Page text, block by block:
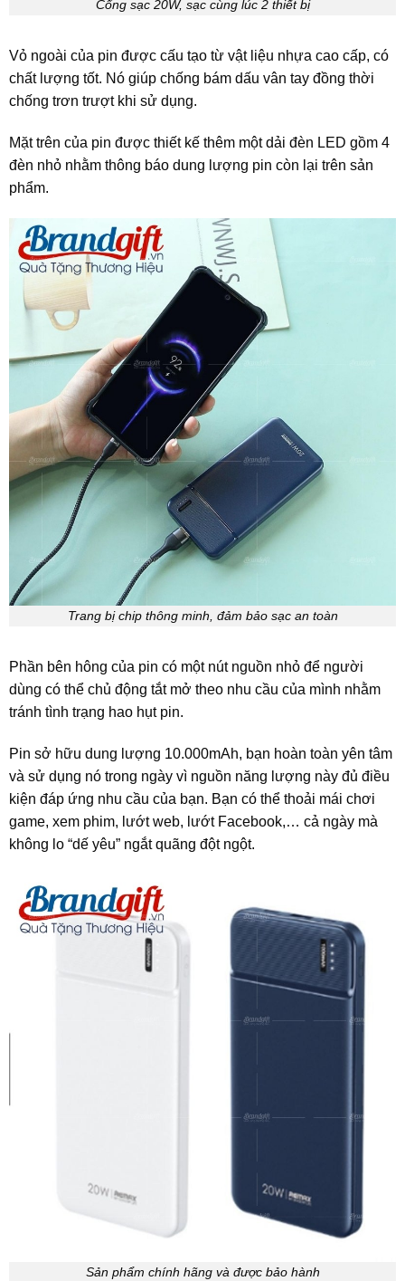
Cổng sạc 20W, sạc cùng lúc 2 thiết bị
Vỏ ngoài của pin được cấu tạo từ vật liệu nhựa cao cấp, có
chất lượng tốt. Nó giúp chống bám dấu vân tay đồng thời
chống trơn trượt khi sử dụng.
Mặt trên của pin được thiết kế thêm một dải đèn LED gồm 4
đèn nhỏ nhằm thông báo dung lượng pin còn lại trên sản
phẩm.
Trang bị chip thông minh, đảm bảo sạc an toàn
Phần bên hông của pin có một nút nguồn nhỏ để người
dùng có thể chủ động tắt mở theo nhu cầu của mình nhằm
tránh tình trạng hao hụt pin.
Pin sở hữu dung lượng 10.000mAh, bạn hoàn toàn yên tâm
và sử dụng nó trong ngày vì nguồn năng lượng này đủ điều
kiện đáp ứng nhu cầu của bạn. Bạn có thể thoải mái chơi
game, xem phim, lướt web, lướt Facebook,… cả ngày mà
không lo “dế yêu” ngắt quãng đột ngột.
Sản phẩm chính hãng và được bảo hành